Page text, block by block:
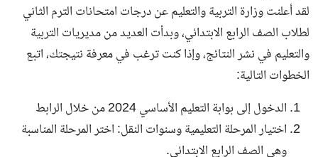
لقد أعلنت وزارة التربية والتعليم عن درجات امتحانات الترم الثاني
لطلاب الصف الرابع الابتدائي، وبدأت العديد من مديريات التربية
والتعليم في نشر النتائج، وإذا كنت ترغب في معرفة نتيجتك، اتبع
الخطوات التالية:
الدخول إلى بوابة التعليم الأساسي 2024 من خلال
الرابط
اختيار المرحلة التعليمية وسنوات النقل: اختر المرحلة المناسبة
وهي الصف الرابع الابتدائي.